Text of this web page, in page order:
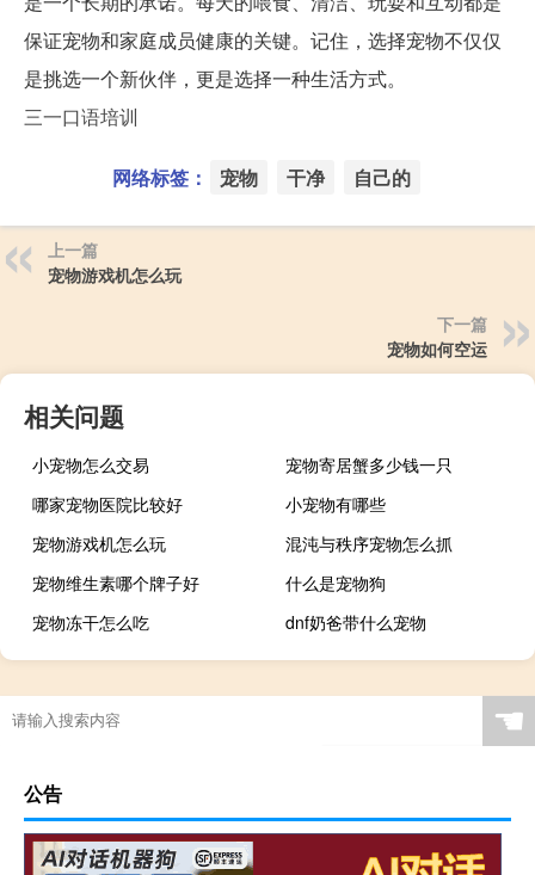
保证宠物和家庭成员健康的关键。记住，选择宠物不仅仅
是挑选一个新伙伴，更是选择一种生活方式。
三一口语培训
网络标签： 宠物 干净 自己的
上一篇
宠物游戏机怎么玩
下一篇
宠物如何空运
相关问题
小宠物怎么交易
宠物寄居蟹多少钱一只
哪家宠物医院比较好
小宠物有哪些
宠物游戏机怎么玩
混沌与秩序宠物怎么抓
宠物维生素哪个牌子好
什么是宠物狗
宠物冻干怎么吃
dnf奶爸带什么宠物
☚
公告